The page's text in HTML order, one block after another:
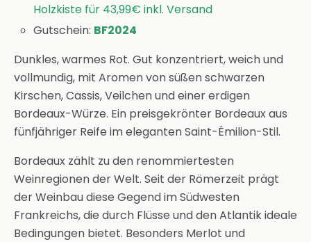
Holzkiste für 43,99€ inkl. Versand
Gutschein: BF2024
Dunkles, warmes Rot. Gut konzentriert, weich und
vollmundig, mit Aromen von süßen schwarzen
Kirschen, Cassis, Veilchen und einer erdigen
Bordeaux-Würze. Ein preisgekrönter Bordeaux aus
fünfjähriger Reife im eleganten Saint-Émilion-Stil.
Bordeaux zählt zu den renommiertesten
Weinregionen der Welt. Seit der Römerzeit prägt
der Weinbau diese Gegend im Südwesten
Frankreichs, die durch Flüsse und den Atlantik ideale
Bedingungen bietet. Besonders Merlot und